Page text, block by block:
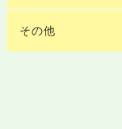
その他